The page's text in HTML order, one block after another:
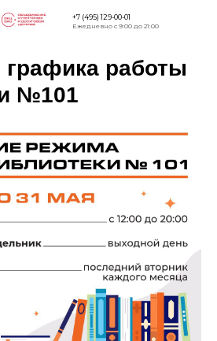
Версия
+7 (495) 129-00-01
Ежедневно с 9:00 до 21:00
работы
№101